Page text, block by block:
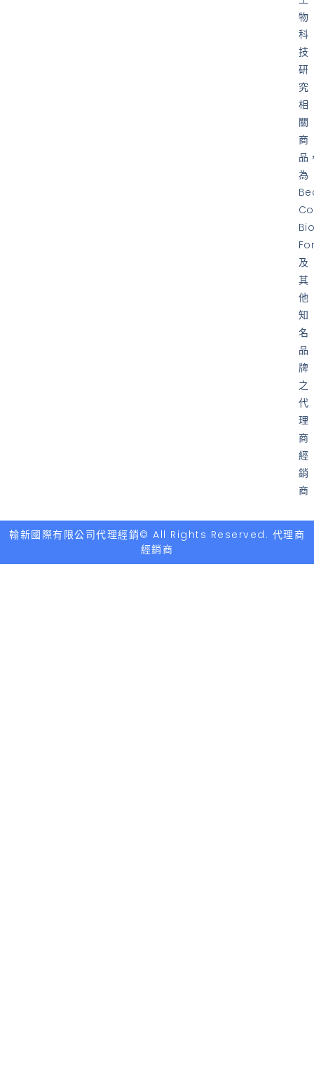
物
科
技
研
究
相
關
商
品
為
及
其
他
知
名
品
牌
之
代
理
商
經
銷
商
翰新國際有限公司代理經銷© All Rights Reserved. 代理商
經銷商